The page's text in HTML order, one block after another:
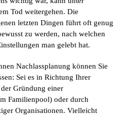
Tod weitergehen. Die
letzten Dingen führt oft genug
zu werden, nach welchen
man gelebt hat.
Nachlassplanung können Sie
Sei es in Richtung Ihrer
Gründung einer
Familienpool) oder durch
Organisationen. Vielleicht